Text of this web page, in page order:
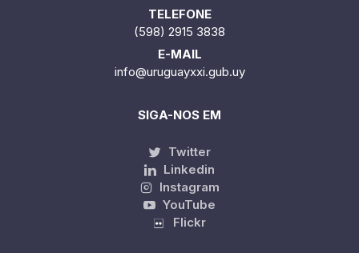
TELEFONE
(598) 2915 3838
E-MAIL
info@uruguayxxi.gub.uy
SIGA-NOS EM
Twitter
Linkedin
Instagram
YouTube
Flickr